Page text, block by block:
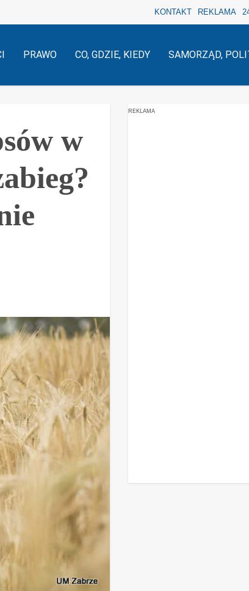
KONTAKT REKLAMA
PRAWO CO, GDZIE, KIEDY SAMORZĄD,
w
REKLAMA